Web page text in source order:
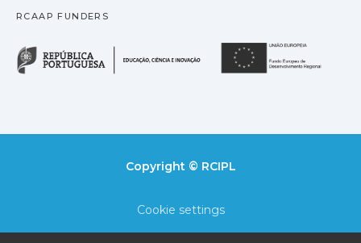
RCAAP FUNDERS
República Portuguesa
Copyright © RCIPL
Cookie settings